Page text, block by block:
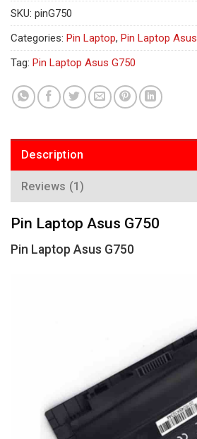
SKU: pinG750
Categories: Pin Laptop, Pin Laptop Asus
Tag: Pin Laptop Asus G750
Description
Reviews (1)
Pin Laptop Asus G750
Pin Laptop Asus G750